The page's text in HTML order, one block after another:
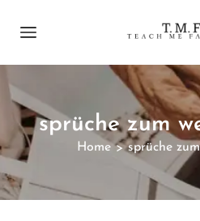
sprüche zum
Home > sprüche